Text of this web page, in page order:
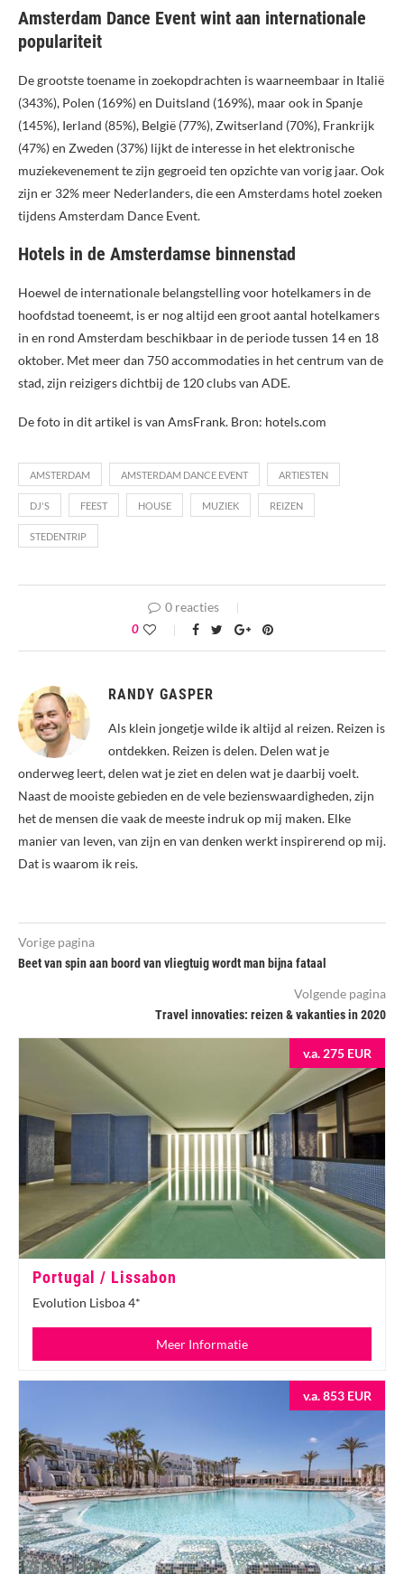
Amsterdam Dance Event wint aan internationale
populariteit
De grootste toename in zoekopdrachten is waarneembaar in Italië
(343%), Polen (169%) en Duitsland (169%), maar ook in Spanje
(145%), Ierland (85%), België (77%), Zwitserland (70%), Frankrijk
(47%) en Zweden (37%) lijkt de interesse in het elektronische
muziekevenement te zijn gegroeid ten opzichte van vorig jaar. Ook
zijn er 32% meer Nederlanders, die een Amsterdams hotel zoeken
tijdens Amsterdam Dance Event.
Hotels in de Amsterdamse binnenstad
Hoewel de internationale belangstelling voor hotelkamers in de
hoofdstad toeneemt, is er nog altijd een groot aantal hotelkamers
in en rond Amsterdam beschikbaar in de periode tussen 14 en 18
oktober. Met meer dan 750 accommodaties in het centrum van de
stad, zijn reizigers dichtbij de 120 clubs van ADE.
De foto in dit artikel is van AmsFrank. Bron: hotels.com
AMSTERDAM AMSTERDAM DANCE EVENT ARTIESTEN
DJ'S FEEST HOUSE MUZIEK REIZEN
STEDENTRIP
0 reacties
0
RANDY GASPER
Als klein jongetje wilde ik altijd al reizen. Reizen is
ontdekken. Reizen is delen. Delen wat je
onderweg leert, delen wat je ziet en delen wat je daarbij voelt.
Naast de mooiste gebieden en de vele bezienswaardigheden, zijn
het de mensen die vaak de meeste indruk op mij maken. Elke
manier van leven, van zijn en van denken werkt inspirerend op mij.
Dat is waarom ik reis.
Vorige pagina
Beet van spin aan boord van vliegtuig wordt man bijna fataal
Volgende pagina
Travel innovaties: reizen & vakanties in 2020
v.a. 275 EUR
Portugal / Lissabon
Evolution Lisboa 4*
Meer Informatie
v.a. 853 EUR